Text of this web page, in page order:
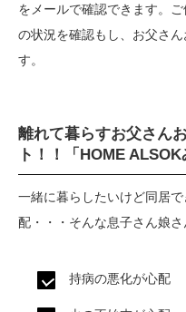
をメールで確認できます。
の状況を確認もし、お父さ
す。
離れて暮らすお父さん
ト！！
「HOME
一緒に暮らしたいけど同居
配・・・そんな息子さん娘さ
持病の悪化が心配